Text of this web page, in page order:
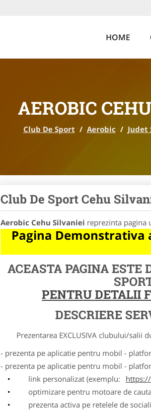
HOME
AEROBIC
Club De Sport / Aerobic / Judet
Club De Sport Cehu
Aerobic Cehu Silvaniei reprezinta
Pagina Demonstrativa
ACEASTA PAGINA
PENTRU DETALII
DESCRIERE
Prezentarea EXCLUSIVA clubului/salii
- prezenta pe aplicatie pentru mobil -
- prezenta pe aplicatie pentru mobil -
link personalizat (exemplu:
optimizare pentru motoare de
prezenta activa pe retelele de